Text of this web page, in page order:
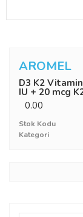
AROMEL
D3 K2
IU + 20 mcg
0.00
Stok Kodu
Kategori